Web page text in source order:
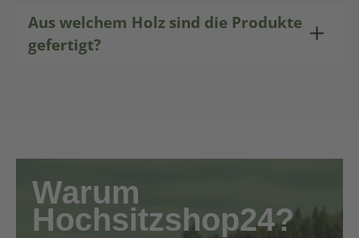
Aus welchem Holz sind die Produkte
gefertigt?
Warum
Hochsitzshop24?